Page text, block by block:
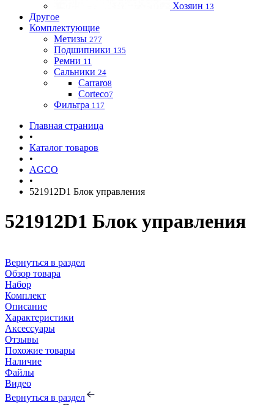
Хозяин 13
Другое
Комплектующие
Метизы 277
Подшипники 135
Ремни 11
Сальники 24
Carraro8
Corteco7
Фильтра 117
Главная страница
•
Каталог товаров
•
AGCO
•
521912D1 Блок управления
521912D1 Блок управления
Вернуться в раздел
Обзор товара
Набор
Комплект
Описание
Характеристики
Аксессуары
Отзывы
Похожие товары
Наличие
Файлы
Видео
Вернуться в раздел